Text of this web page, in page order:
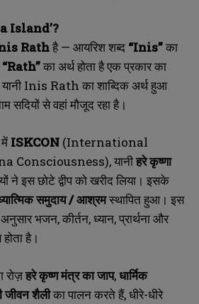
Island’?
Rathहै — आयरिश शब्द “Inis”का
“Rath”का अर्थ होता है एक प्रकार का
Inis Rath का शाब्दिक अर्थ हुआ
सदियों से वहां मौजूद रहा है।
ISKCON (International
Consciousness),यानीहरे कृष्णा
ने इस छोटे द्वीप को खरीद लिया। इसके
समुदाय / आश्रमस्थापित हुआ। इस
अनुसार भजन,कीर्तन,ध्यान,प्रार्थना और
है।
रोज़हरे कृष्ण मंत्र का जाप,धार्मिक
जीवन शैलीका पालन करते हैं,धीरे-धीरे